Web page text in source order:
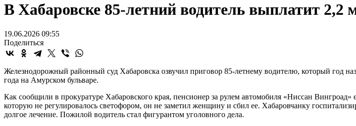
В Хабаровске 85-летний водитель выплатит 2,2
19.06.2026 09:55
Поделиться
Железнодорожный районный суд Хабаровска озвучил приговор 85-летнему водителю, который год
года на Амурском бульваре.
Как сообщили в прокуратуре Хабаровского края, пенсионер за рулем автомобиля «Ниссан
которую не регулировалось светофором, он не заметил женщину и сбил ее. Хабаровчанку
долгое лечение. Пожилой водитель стал фигурантом уголовного дела.